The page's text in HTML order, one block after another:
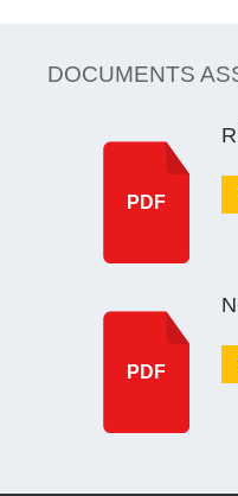
DOCUMENTS
PDF
PDF